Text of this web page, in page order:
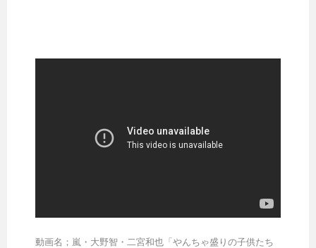
動画名；嵐・大野智・二宮和也「やんちゃ盛りの子供たち